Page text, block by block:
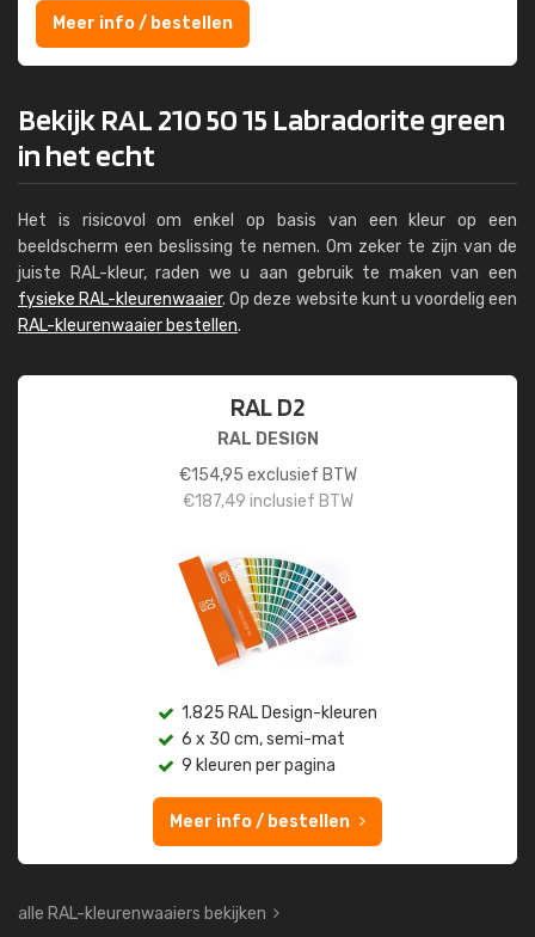
Meer info / bestellen
Bekijk RAL 210 50 15 Labradorite green
in het echt
Het is risicovol om enkel op basis van een kleur op een
beeldscherm een beslissing te nemen. Om zeker te zijn van de
juiste RAL-kleur, raden we u aan gebruik te maken van een
fysieke RAL-kleurenwaaier. Op deze website kunt u voordelig een
RAL-kleurenwaaier bestellen.
RAL D2
RAL DESIGN
€154,95 exclusief BTW
€187,49 inclusief BTW
1.825 RAL Design-kleuren
6 x 30 cm, semi-mat
9 kleuren per pagina
Meer info / bestellen
alle RAL-kleurenwaaiers bekijken